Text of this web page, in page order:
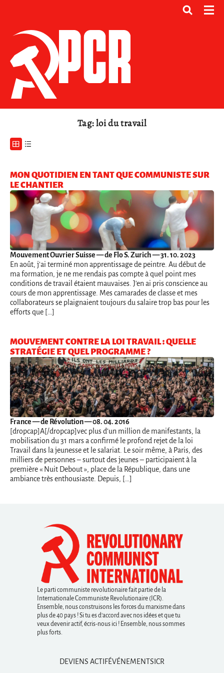
Tag: loi du travail
MON QUOTIDIEN EN TANT QUE COMMUNISTE SUR
LE CHANTIER
Mouvement Ouvrier Suisse— de Flo S. Zurich — 31. 10. 2023
En août, j'ai terminé mon apprentissage de peintre. Au début de
ma formation, je ne me rendais pas compte à quel point mes
conditions de travail étaient mauvaises. J'en ai pris conscience au
cours de mon apprentissage. Mes camarades de classe et mes
collaborateurs se plaignaient toujours du salaire trop bas pour les
efforts que […]
MOUVEMENT CONTRE LA LOI TRAVAIL : QUELLE
STRATÉGIE ET QUEL PROGRAMME ?
France— de Révolution — 08. 04. 2016
[dropcap]A[/dropcap]vec plus d’un million de manifestants, la
mobilisation du 31 mars a confirmé le profond rejet de la loi
Travail dans la jeunesse et le salariat. Le soir même, à Paris, des
milliers de personnes – surtout des jeunes – participaient à la
première « Nuit Debout », place de la République, dans une
ambiance très enthousiaste. Depuis, […]
Le parti communiste revolutionaire fait partie de la
Internationale Communiste Revolutionaire (ICR).
Ensemble, nous construisons les forces du marxisme dans
plus de 40 pays ! Si tu es d’accord avec nos idées et que tu
veux devenir actif, écris-nous ici ! Ensemble, nous sommes
plus forts.
DEVIENS ACTIFÉVÉNEMENTS ICR